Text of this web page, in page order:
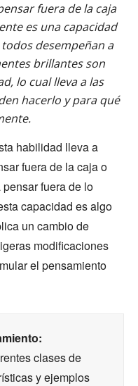
fuera de la caja
es una capacidad
desempeñan a
brillantes son
lo cual lleva a las
hacerlo y para qué
habilidad lleva a
fuera de la caja o
fuera de lo
capacidad es algo
un cambio de
modificaciones
el pensamiento
clases de
y ejemplos